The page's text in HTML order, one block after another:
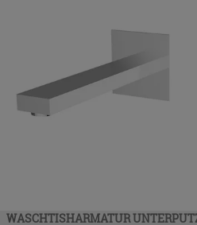
WASCHTISHARMATUR